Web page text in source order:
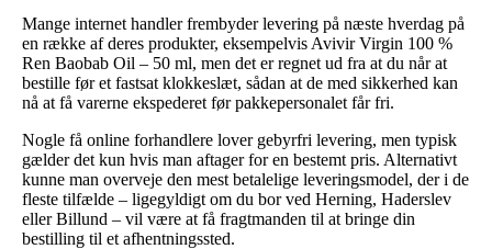
Mange internet handler frembyder levering på næste hverdag på
en række af deres produkter, eksempelvis Avivir Virgin 100 %
Ren Baobab Oil – 50 ml, men det er regnet ud fra at du når at
bestille før et fastsat klokkeslæt, sådan at de med sikkerhed kan
nå at få varerne ekspederet før pakkepersonalet får fri.
Nogle få online forhandlere lover gebyrfri levering, men typisk
gælder det kun hvis man aftager for en bestemt pris. Alternativt
kunne man overveje den mest betalelige leveringsmodel, der i de
fleste tilfælde – ligegyldigt om du bor ved Herning, Haderslev
eller Billund – vil være at få fragtmanden til at bringe din
bestilling til et afhentningssted.